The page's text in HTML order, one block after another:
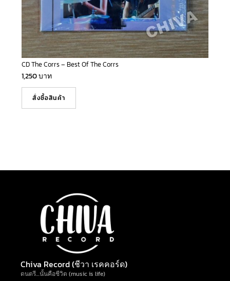
CD The Corrs – Best Of The Corrs
1,250บาท
สั่งซื้อสินค้า
Chiva Record (ชีวา เรคคอร์ด)
ดนตรี…นั้นคือชีวิต (music is life)